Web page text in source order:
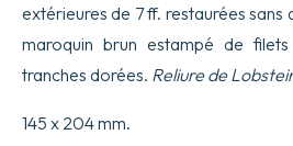
conventuale,
quale
s’insegna
varie
sorti
extérieures de 7 ff. restaurées sans
maroquin brun estampé de
tranches dorées. Reliure de
145 x 204 mm.